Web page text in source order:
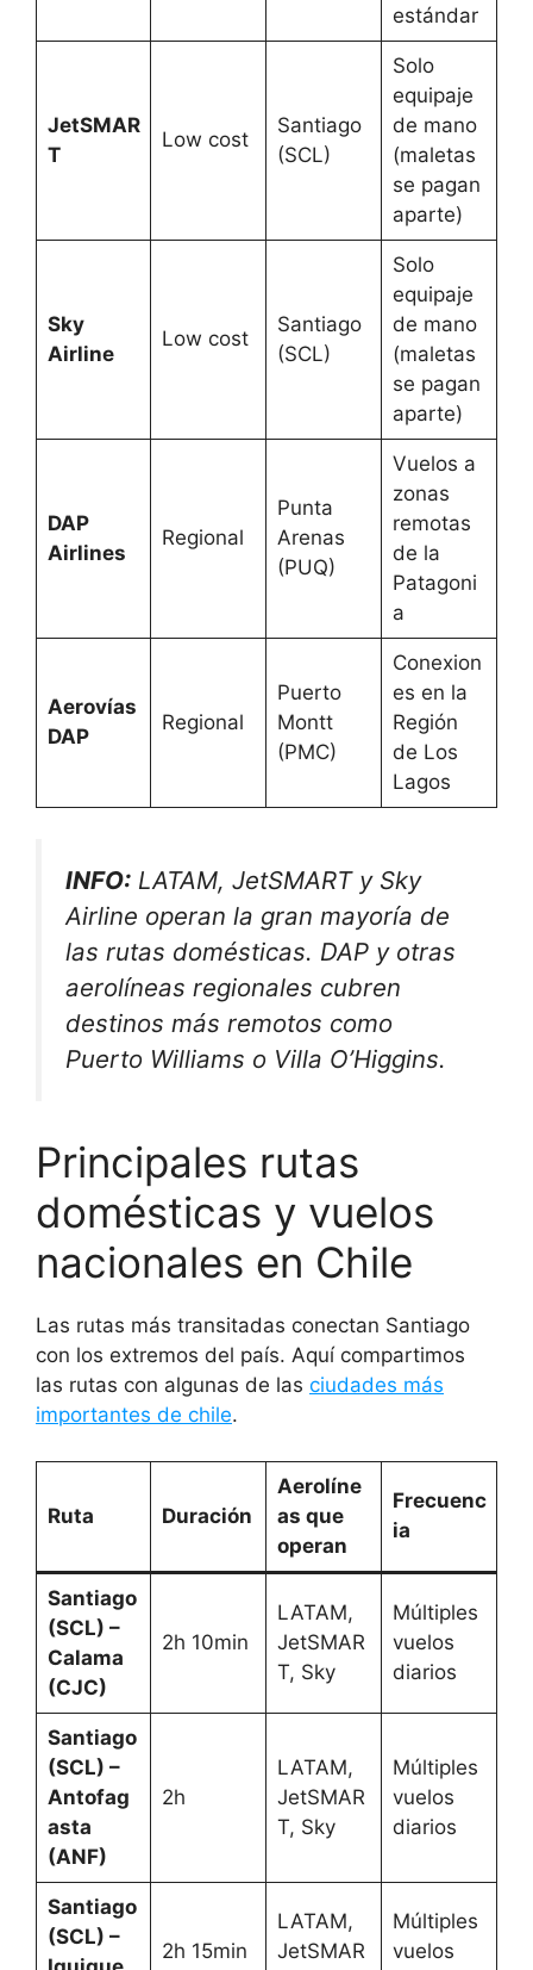
estándar
JetSMAR
T
Low cost
Santiago
(SCL)
Solo
equipaje
de mano
(maletas
se pagan
aparte)
Sky
Airline
Low cost
Santiago
(SCL)
Solo
equipaje
de mano
(maletas
se pagan
aparte)
DAP
Airlines
Regional
Punta
Arenas
(PUQ)
Vuelos a
zonas
remotas
de la
Patagoni
a
Aerovías
DAP
Regional
Puerto
Montt
(PMC)
Conexion
es en la
Región
de Los
Lagos
INFO: LATAM, JetSMART y Sky
Airline operan la gran mayoría de
las rutas domésticas. DAP y otras
aerolíneas regionales cubren
destinos más remotos como
Puerto Williams o Villa O’Higgins.
Principales rutas
domésticas y vuelos
nacionales en Chile
Las rutas más transitadas conectan Santiago
con los extremos del país. Aquí compartimos
las rutas con algunas de las ciudades más
importantes de chile.
Ruta Duración
Aerolíne
as que
operan
Frecuenc
ia
Santiago
(SCL) –
Calama
(CJC)
2h 10min
LATAM,
JetSMAR
T, Sky
Múltiples
vuelos
diarios
Santiago
(SCL) –
Antofag
asta
(ANF)
2h
LATAM,
JetSMAR
T, Sky
Múltiples
vuelos
diarios
Santiago
(SCL) –
2h 15min
LATAM,
JetSMAR
Múltiples
vuelos